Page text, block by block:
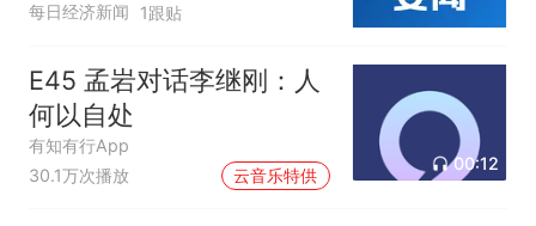
每日经济新闻 1跟贴
E45 孟岩对话李继刚：人
何以自处
有知有行App
30.1万次播放
云音乐特供
00:12